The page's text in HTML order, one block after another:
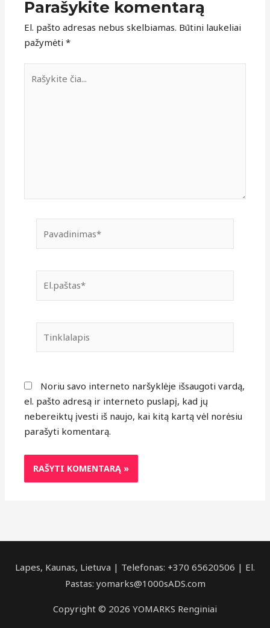
Parašykite komentarą
El. pašto adresas nebus skelbiamas. Būtini laukeliai
pažymėti*
čia...
Noriu savo interneto naršyklėje išsaugoti vardą,
el. pašto adresą ir interneto puslapį, kad jų
nebereiktų įvesti iš naujo, kai kitą kartą vėl norėsiu
parašyti komentarą.
Lapes, Kaunas, Lietuva | Telefonas: +370 65620506 | El.
Pastas: yomarks@1000sADS.com
Copyright © 2026 YOMARKS Renginiai